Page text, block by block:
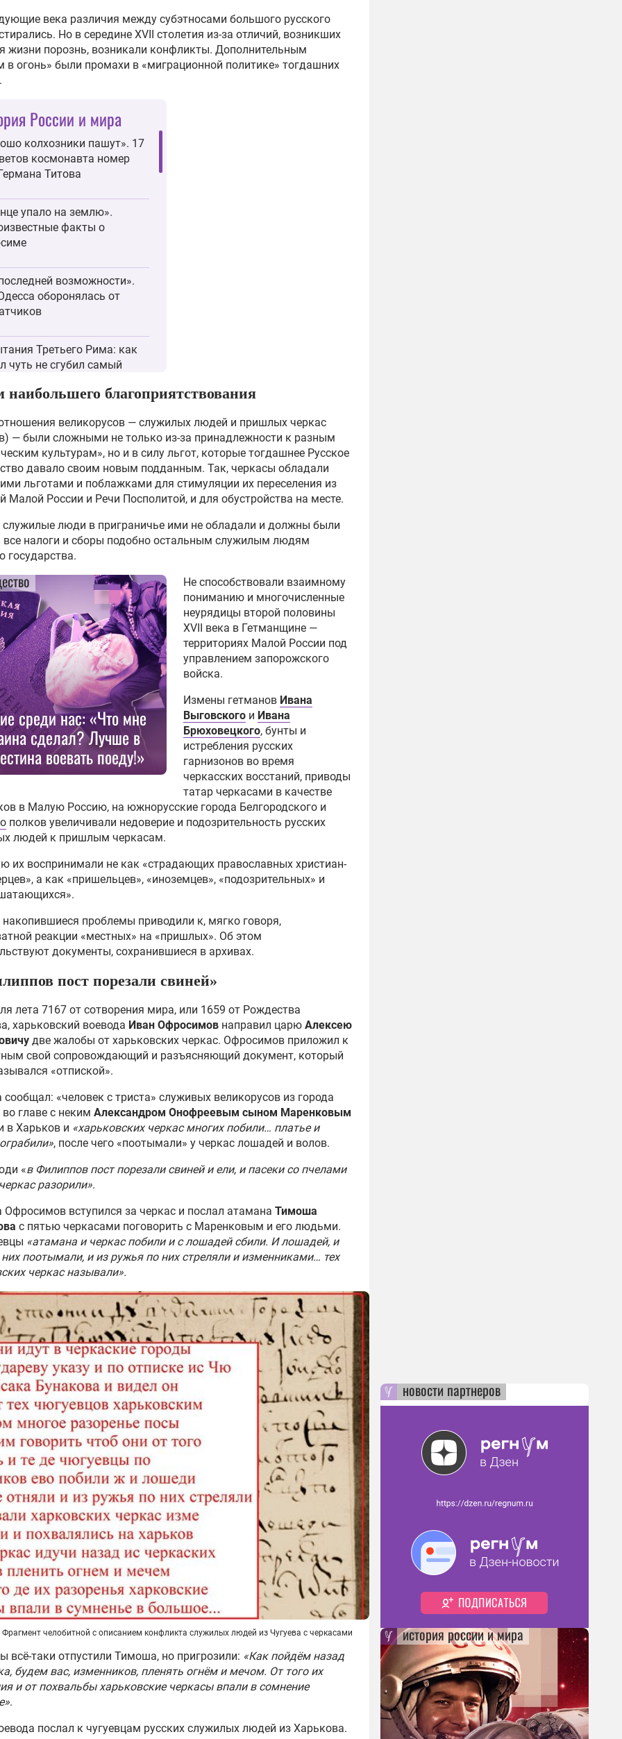
века различия между субэтносами большого русского
Но в середине XVII столетия из-за отличий, возникших
жизни порознь, возникали конфликты. Дополнительным
в огонь» были промахи в «миграционной политике» тогдашних
России и мира
колхозники пашут». 17
космонавта номер
Титова
упало на землю».
факты о
возможности».
оборонялась от
Третьего Рима: как
чуть не сгубил самый
с ножом. Дело
Фишера и последний
в России
со свастикой: кто дал
провести Олимпийские
совестный судья. Что
Мотовилову
морю: как Пётр I
окно на юг
медленной смерти. Рава-
— место предательства
мужество».
и КНДР вместе
врага
2026»: как кубинское
вновь бросает вызов
Бикини: как США
райский остров в
ад
Латинской
генерал
«Цыпленок»: как
премьеров Израиля
врагами Британии
поворот: как Москва
у США и Британии
за Африку
медлила с помощью
Республике
очищено»: как
Украины» убили тысячи
поляков
на крови. Раскрыты
преступлений
УПА»* Купяка
против матросских жен.
Зеленского бить по
на мосту. Как на
деле началась Вторая
война
благоприятствования
великорусов — служилых людей и пришлых черкас
— были сложными не только из-за принадлежности к разным
культурам», но и в силу льгот, которые тогдашнее Русское
давало своим новым подданным. Так, черкасы обладали
льготами и поблажками для стимуляции их переселения из
Малой России и Речи Посполитой, и для обустройства на месте.
служилые люди в приграничье ими не обладали и должны были
все налоги и сборы подобно остальным служилым людям
государства.
среди нас: «Что мне
сделал? Лучше в
воевать поеду!»
Не способствовали взаимному
пониманию и многочисленные
неурядицы второй половины
XVII века в Гетманщине —
территориях Малой России под
управлением запорожского
войска.
Измены гетманов Ивана
Выговского и Ивана
Брюховецкого, бунты и
истребления русских
гарнизонов во время
черкасских восстаний, приводы
татар черкасами в качестве
в Малую Россию, на южнорусские города Белгородского и
полков увеличивали недоверие и подозрительность русских
людей к пришлым черкасам.
их воспринимали не как «страдающих православных христиан-
а как «пришельцев», «иноземцев», «подозрительных» и
проблемы приводили к, мягко говоря,
реакции «местных» на «пришлых». Об этом
документы, сохранившиеся в архивах.
пост порезали свиней»
лета 7167 от сотворения мира, или 1659 от Рождества
харьковский воевода Иван Офросимов направил царю Алексею
две жалобы от харьковских черкас. Офросимов приложил к
свой сопровождающий и разъясняющий документ, который
«отпиской».
сообщал: «человек с триста» служивых великорусов из города
во главе с неким Александром Онофреевым сыном Маренковым
в Харьков и «харьковских черкас многих побили… платье и
, после чего «поотымали» у черкас лошадей и волов.
«в Филиппов пост порезали свиней и ели, и пасеки со пчелами
разорили».
Офросимов вступился за черкас и послал атамана Тимоша
с пятью черкасами поговорить с Маренковым и его людьми.
«атамана и черкас побили и с лошадей сбили. И лошадей, и
поотымали, и из ружья по них стреляли и изменниками… тех
черкас называли».
Фрагмент челобитной с описанием конфликта служилых людей из Чугуева с черкасами
всё-таки отпустили Тимоша, но пригрозили: «Как пойдём назад
будем вас, изменников, пленять огнём и мечом. От того их
и от похвальбы харьковские черкасы впали в сомнение
.
послал к чугуевцам русских служилых людей из Харькова.
новости партнеров
история россии и мира